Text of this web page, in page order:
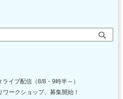
イブ配信（8/8・9時半～）
ワークショップ、募集開始！